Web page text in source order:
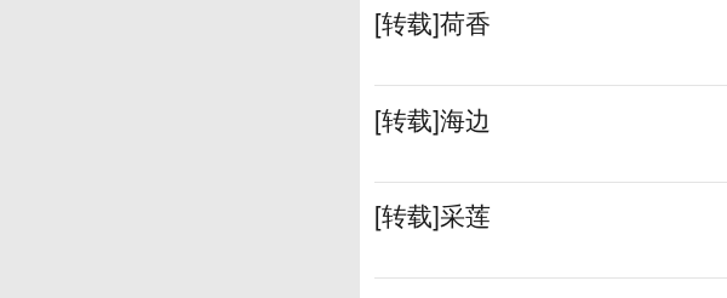
[转载]荷香
[转载]海边
[转载]采莲